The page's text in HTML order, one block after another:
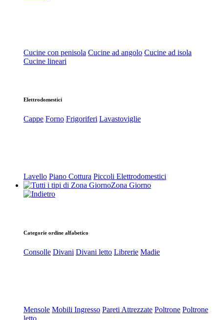
Cucine con penisola Cucine ad angolo Cucine ad isola
Cucine lineari
Elettrodomestici
Cappe Forno Frigoriferi Lavastoviglie
Lavello Piano Cottura Piccoli Elettrodomestici
Zona Giorno
Categorie ordine alfabetico
Consolle Divani Divani letto Librerie Madie
Mensole Mobili Ingresso Pareti Attrezzate Poltrone Poltrone
letto